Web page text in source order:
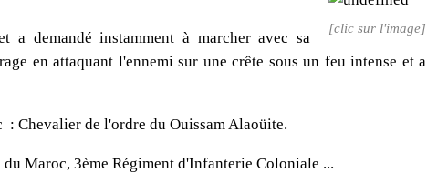
[clic sur l'image]
demandé instamment à marcher avec sa
en attaquant l'ennemi sur une crête sous un feu intense et a
Chevalier de l'ordre du Ouissam Alaoüite.
Maroc, 3ème Régiment d'Infanterie Coloniale ...